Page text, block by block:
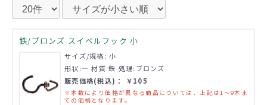
鉄/ブロンズ スイベルフック 小
サイズ/規格: 小
形状:― 材質:鉄 処理:ブロンズ
販売価格(税込)： ￥105
※本数により価格が異なる商品については、上記は1～9本ま
での価格となります。